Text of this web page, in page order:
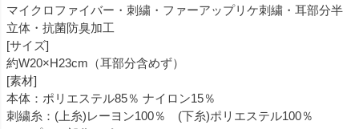
マイクロファイバー・刺繍・ファーアップリケ刺繍・耳部分半
立体・抗菌防臭加工
[サイズ]
約W20×H23cm（耳部分含めず）
[素材]
本体：ポリエステル85％ ナイロン15％
刺繍糸：(上糸)レーヨン100％ (下糸)ポリエステル100％